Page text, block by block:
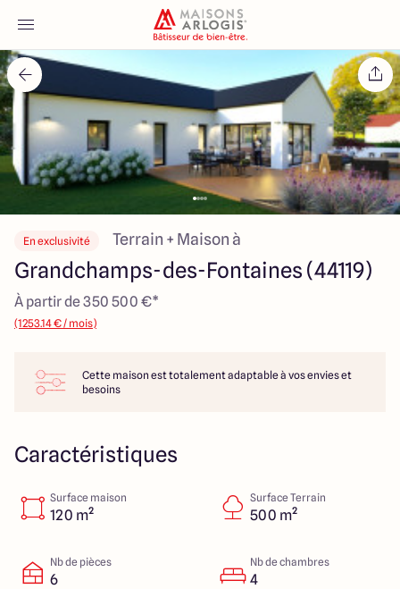
Accueil
Nos maisons
Nos annonces
Votre projet
Qui sommes-nous
Maisons ARLOGIS Nantes
4.7 4.7
En exclusivité Terrain + Maison à
Grandchamps-des-Fontaines (44119)
À partir de 350 500 €*
(1253.14 € / mois)
Cette maison est totalement adaptable à vos envies et
besoins
Caractéristiques
Surface maison
120 m²
Surface Terrain
500 m²
Nb de pièces
6
Nb de chambres
4